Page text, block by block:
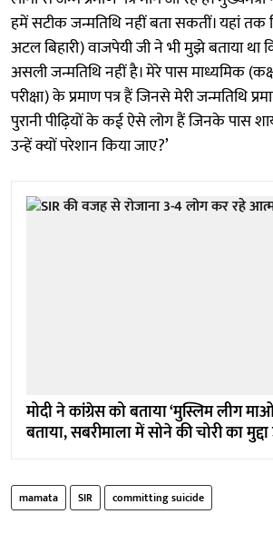
हमें सटीक जन्मतिथि नहीं बता सकतीं। यहां तक
अटल बिहारी) वाजपेयी जी ने भी मुझे बताया था
असली जन्मतिथि नहीं है। मेरे पास माध्यमिक
परीक्षा) के प्रमाण पत्र हैं जिनसे मेरी जन्मतिथि
पुरानी पीढ़ियों के कई ऐसे लोग हैं जिनके पास
उन्हें क्यों परेशान किया जाए?’
मोदी ने कांग्रेस को बताया ‘मुस्लिम लीग
बताया, सबरीमाला में सोने की चोरी का
mamata SIR committing suicide